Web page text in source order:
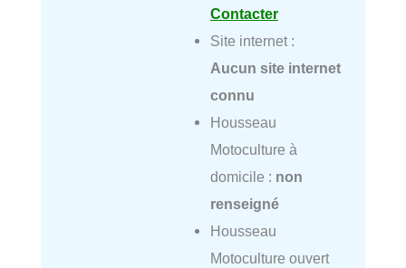
Contacter
Site internet :
Aucun site internet
connu
Housseau
Motoculture à
domicile : non
renseigné
Housseau
Motoculture ouvert